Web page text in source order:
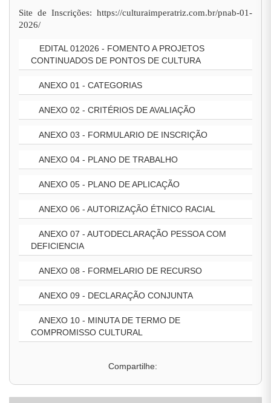
Site de Inscrições: https://culturaimperatriz.com.br/pnab-01-
2026/
EDITAL 012026 - FOMENTO A PROJETOS
CONTINUADOS DE PONTOS DE CULTURA
ANEXO 01 - CATEGORIAS
ANEXO 02 - CRITÉRIOS DE AVALIAÇÃO
ANEXO 03 - FORMULARIO DE INSCRIÇÃO
ANEXO 04 - PLANO DE TRABALHO
ANEXO 05 - PLANO DE APLICAÇÃO
ANEXO 06 - AUTORIZAÇÃO ÉTNICO RACIAL
ANEXO 07 - AUTODECLARAÇÃO PESSOA COM
DEFICIENCIA
ANEXO 08 - FORMELARIO DE RECURSO
ANEXO 09 - DECLARAÇÃO CONJUNTA
ANEXO 10 - MINUTA DE TERMO DE
COMPROMISSO CULTURAL
Compartilhe: